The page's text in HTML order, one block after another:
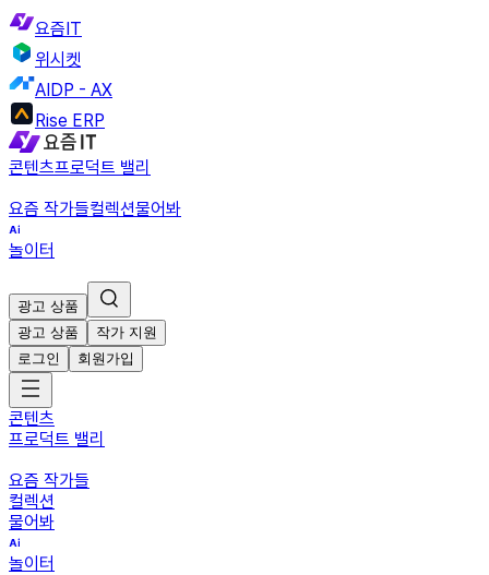
요즘IT
위시켓
AIDP - AX
Rise ERP
콘텐츠프로덕트 밸리
요즘 작가들컬렉션물어봐
놀이터
광고 상품
광고 상품
작가 지원
로그인
회원가입
콘텐츠
프로덕트 밸리
요즘 작가들
컬렉션
물어봐
놀이터